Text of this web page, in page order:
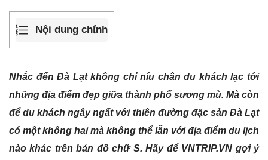
Nội dung chính
Nhắc đến Đà Lạt không chỉ níu chân du khách lạc tới
những địa điểm đẹp giữa thành phố sương mù. Mà còn
để du khách ngây ngất với thiên đường đặc sản Đà Lạt
có một không hai mà không thể lẫn với địa điểm du lịch
nào khác trên bản đồ chữ S. Hãy để VNTRIP.VN gợi ý